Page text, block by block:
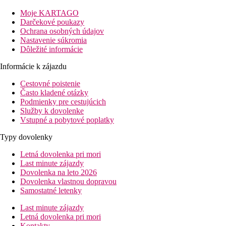
104 izieb, hlavná budova a dependancia Athena, vstupná hala s
recepciou, výťah, reštaurácia, 2 bary, vnútorný bazén (za
poplatok).
Na streche slnečná terasa s lehátkami.
Popis izby
Dvojlôžková izba (DR01)
klimatizácia, telefón, TV/sat., trezor, minichladnička.
Dvojlôžková izba Superior s výhľadom na more
balkón, výhľad na more.
Informácie o hoteli
Možnosti zábavy v okolí hotela.
Stravovanie
Raňajky formou bufetu. Možnosť dokúpenia polpenzie (raňajky
výberu z menu).
Moje KARTAGO
Darčekové poukazy
Ochrana osobných údajov
Nastavenie súkromia
Dôležité informácie
Informácie k zájazdu
Cestovné poistenie
Často kladené otázky
Podmienky pre cestujúcich
Služby k dovolenke
Vstupné a pobytové poplatky
Typy dovolenky
Letná dovolenka pri mori
Last minute zájazdy
Dovolenka na leto 2026
Dovolenka vlastnou dopravou
Samostatné letenky
Last minute zájazdy
Letná dovolenka pri mori